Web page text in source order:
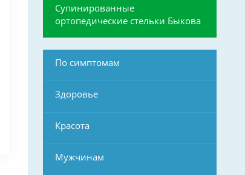
Супинированные
ортопедические стельки Быкова
По симптомам
Здоровье
Красота
Мужчинам